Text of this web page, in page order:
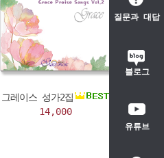
질문과 대답
블로그
유튜브
그레이스 성가2집
14,000